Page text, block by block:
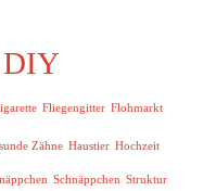
DIY
Fliegengitter Flohmarkt
Zähne Haustier Hochzeit
Schnäppchen Struktur